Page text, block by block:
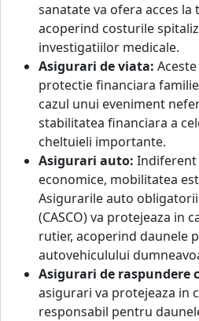
sanatate va ofera acces
acoperind costurile
investigatiilor medicale.
Asigurari de viata:
protectie financiara
cazul unui eveniment
stabilitatea financiara a
cheltuieli importante.
Asigurari auto: Indiferent
economice, mobilitatea
Asigurarile auto obligatorii
(CASCO) va protejeaza in
rutier, acoperind daunele
autovehiculului
Asigurari de raspundere
asigurari va protejeaza in
responsabil pentru